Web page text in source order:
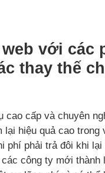
với các
thay thế
cao cấp và chuyên
lại hiệu quả cao trong
phí phải trả đôi khi lại
công ty mới thành